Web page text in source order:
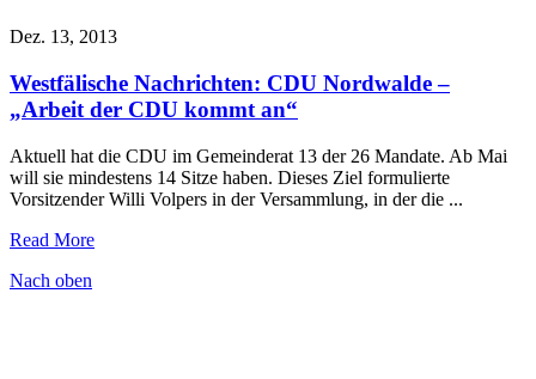
Dez. 13, 2013
Westfälische Nachrichten: CDU Nordwalde –
„Arbeit der CDU kommt an“
Aktuell hat die CDU im Gemeinderat 13 der 26 Mandate. Ab Mai
will sie mindestens 14 Sitze haben. Dieses Ziel formulierte
Vorsitzender Willi Volpers in der Versammlung, in der die ...
Read More
Nach oben